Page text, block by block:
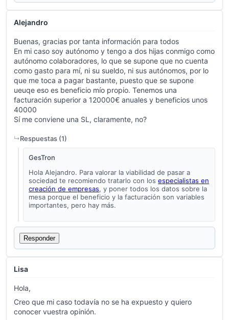
Alejandro
Buenas, gracias por tanta información para todos
En mi caso soy autónomo y tengo a dos hijas conmigo como
autónomo colaboradores, lo que se supone que no cuenta
como gasto para mí, ni su sueldo, ni sus autónomos, por lo
que me toca a pagar bastante, puesto que se supone
ueuqe eso es beneficio mío propio. Tenemos una
facturación superior a 120000€ anuales y beneficios unos
40000
Sí me conviene una SL, claramente, no?
Respuestas (1)
GesTron
Hola Alejandro. Para valorar la viabilidad de pasar a
sociedad te recomiendo tratarlo con los especialistas en
creación de empresas, y poner todos los datos sobre la
mesa porque el beneficio y la facturación son variables
importantes, pero hay más.
Responder
Lisa
Hola,
Creo que mi caso todavía no se ha expuesto y quiero
conocer vuestra opinión.